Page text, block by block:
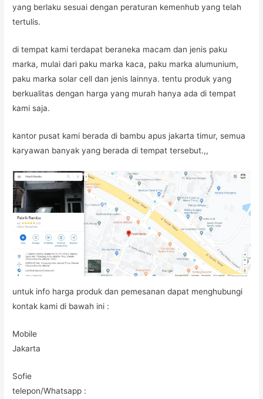
yang berlaku sesuai dengan peraturan kemenhub yang telah
tertulis.
di tempat kami terdapat beraneka macam dan jenis paku
marka, mulai dari paku marka kaca, paku marka alumunium,
paku marka solar cell dan jenis lainnya. tentu produk yang
berkualitas dengan harga yang murah hanya ada di tempat
kami saja.
kantor pusat kami berada di bambu apus jakarta timur, semua
karyawan banyak yang berada di tempat tersebut.,,
untuk info harga produk dan pemesanan dapat menghubungi
kontak kami di bawah ini :
Mobile
Jakarta
Sofie
telepon/Whatsapp :